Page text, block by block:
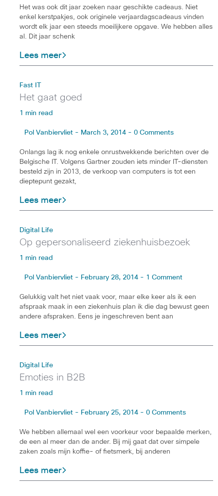
Het was ook dit jaar zoeken naar geschikte cadeaus. Niet
enkel kerstpakjes, ook originele verjaardagscadeaus vinden
wordt elk jaar een steeds moeilijkere opgave. We hebben alles
al. Dit jaar schenk
Lees meer
Fast IT
Het gaat goed
1 min read
Pol Vanbiervliet - March 3, 2014 - 0 Comments
Onlangs lag ik nog enkele onrustwekkende berichten over de
Belgische IT. Volgens Gartner zouden iets minder IT-diensten
besteld zijn in 2013, de verkoop van computers is tot een
dieptepunt gezakt,
Lees meer
Digital Life
Op gepersonaliseerd ziekenhuisbezoek
1 min read
Pol Vanbiervliet - February 28, 2014 - 1 Comment
Gelukkig valt het niet vaak voor, maar elke keer als ik een
afspraak maak in een ziekenhuis plan ik die dag bewust geen
andere afspraken. Eens je ingeschreven bent aan
Lees meer
Digital Life
Emoties in B2B
1 min read
Pol Vanbiervliet - February 25, 2014 - 0 Comments
We hebben allemaal wel een voorkeur voor bepaalde merken,
de een al meer dan de ander. Bij mij gaat dat over simpele
zaken zoals mijn koffie- of fietsmerk, bij anderen
Lees meer